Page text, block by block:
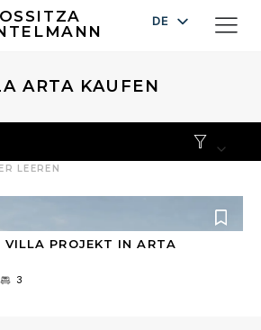
DE
ES
ARTA KAUFEN
LEEREN
VILLA PROJEKT IN ARTA
3